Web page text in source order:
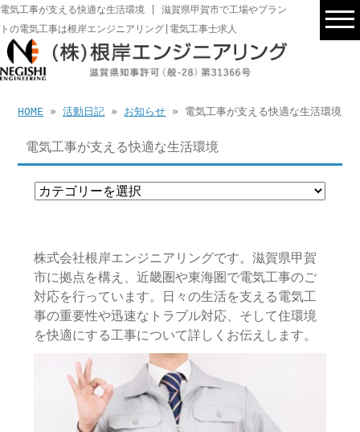
電気工事が支える快適な生活環境 | 滋賀県甲賀市で工場やプラン
トの電気工事は根岸エンジニアリング|電気工事士求人
HOME »活動日記 » お知らせ » 電気工事が支える快適な生活環境
電気工事が支える快適な生活環境
株式会社根岸エンジニアリングです。滋賀県甲賀
市に拠点を構え、近畿圏や東海圏で電気工事のご
対応を行っています。日々の生活を支える電気工
事の重要性や迅速なトラブル対応、そして住環境
を快適にする工事について詳しくお伝えします。